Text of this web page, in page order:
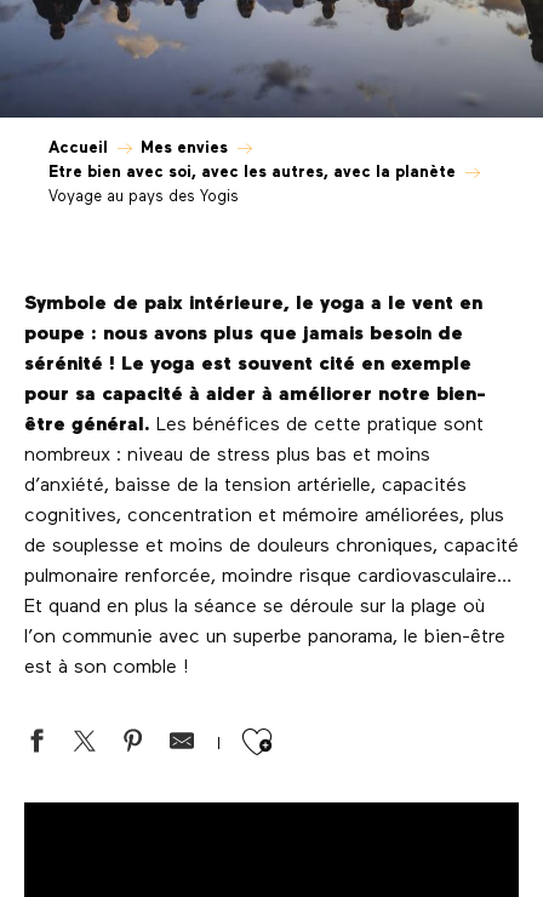
Accueil
Mes envies
Etre bien avec soi, avec les autres, avec la planète
Voyage au pays des Yogis
Symbole de paix intérieure, le yoga a le vent en
poupe : nous avons plus que jamais besoin de
sérénité ! Le yoga est souvent cité en exemple
pour sa capacité à aider à améliorer notre bien-
être général. Les bénéfices de cette pratique sont
nombreux : niveau de stress plus bas et moins
d’anxiété, baisse de la tension artérielle, capacités
cognitives, concentration et mémoire améliorées, plus
de souplesse et moins de douleurs chroniques, capacité
pulmonaire renforcée, moindre risque cardiovasculaire…
Et quand en plus la séance se déroule sur la plage où
l’on communie avec un superbe panorama, le bien-être
est à son comble !
Ajouter aux